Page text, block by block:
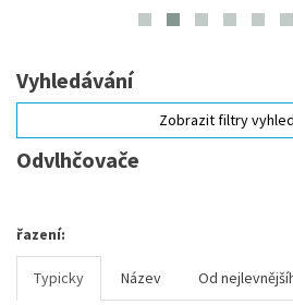
Vyhledávání
Zobrazit filtry
Odvlhčovače
řazení:
Typicky Název Od